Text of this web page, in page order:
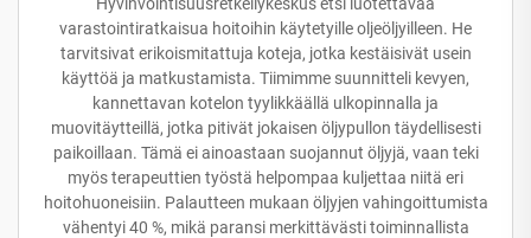
varastointiratkaisua hoitoihin käytetyille oljeöljyilleen. He
tarvitsivat erikoismitattuja koteja, jotka kestäisivät usein
käyttöä ja matkustamista. Tiimimme suunnitteli kevyen,
kannettavan kotelon tyylikkäällä ulkopinnalla ja
muovitäytteillä, jotka pitivät jokaisen öljypullon täydellisesti
paikoillaan. Tämä ei ainoastaan suojannut öljyjä, vaan teki
myös terapeuttien työstä helpompaa kuljettaa niitä eri
hoitohuoneisiin. Palautteen mukaan öljyjen vahingoittumista
vähentyi 40 %, mikä paransi merkittävästi toiminnallista